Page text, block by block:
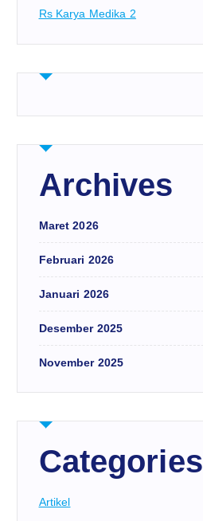
Rs Karya Medika 2
Archives
Maret 2026
Februari 2026
Januari 2026
Desember 2025
November 2025
Categories
Artikel